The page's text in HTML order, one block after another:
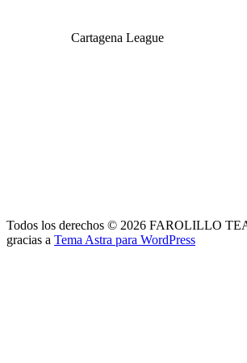
Cartagena League
Todos los derechos © 2026 FAROLILLO
gracias a Tema Astra para WordPress